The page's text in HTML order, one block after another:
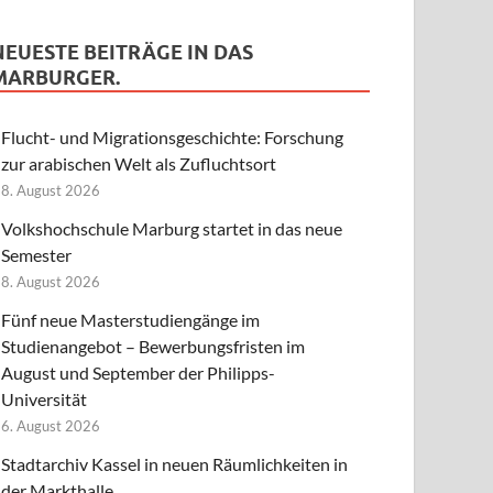
BEITRÄGE IN DAS
Flucht- und Migrationsgeschichte: Forschung
zur arabischen Welt als Zufluchtsort
8. August 2026
Volkshochschule Marburg startet in das neue
Semester
8. August 2026
Fünf neue Masterstudiengänge im
Studienangebot – Bewerbungsfristen im
August und September der Philipps-
Universität
6. August 2026
Stadtarchiv Kassel in neuen Räumlichkeiten in